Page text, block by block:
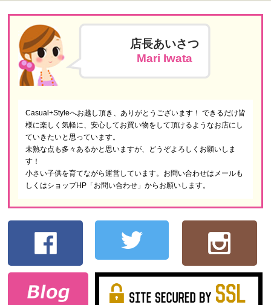
店長あいさつ
Mari Iwata
Casual+Styleへお越し頂き、ありがとうございます！ できるだけ皆
様に楽しく気軽に、安心してお買い物をして頂けるようなお店にし
ていきたいと思っています。
未熟な点も多々あるかと思いますが、どうぞよろしくお願いしま
す！
小さい子供を育てながら運営しています。お問い合わせはメールも
しくはショップHP「お問い合わせ」からお願いします。